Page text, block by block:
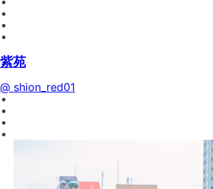
紫苑
@ shion_red01